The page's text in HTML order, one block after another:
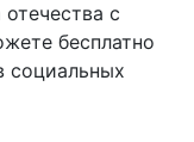
с
бесплатно
социальных